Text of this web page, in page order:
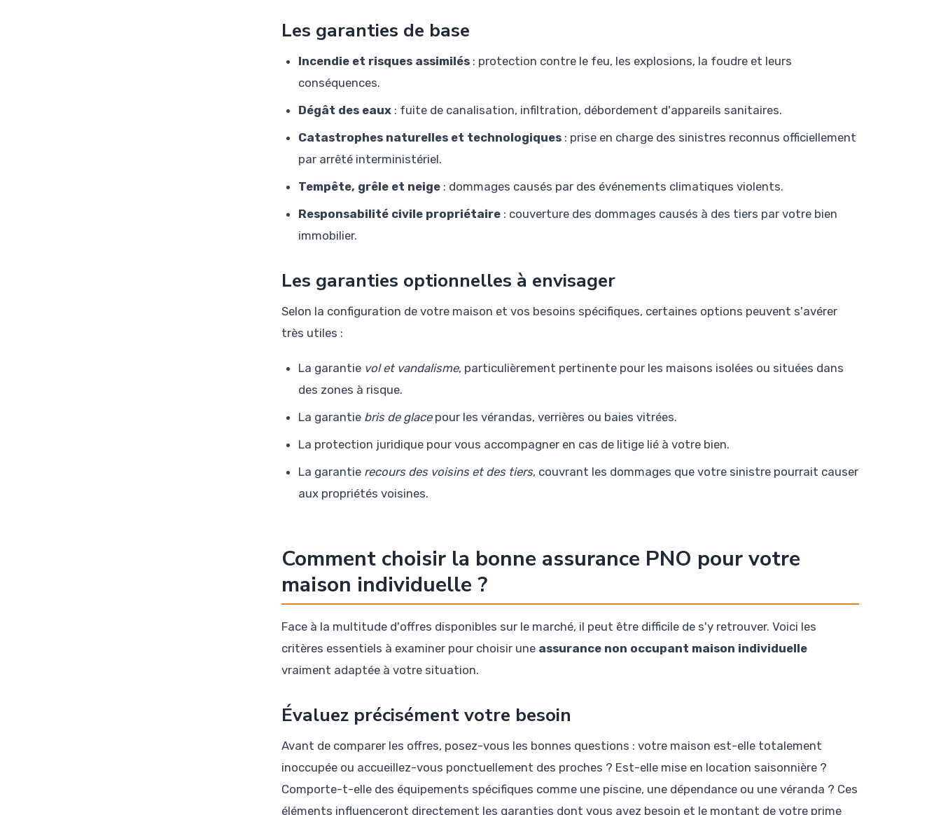
Les garanties de base
Incendie et risques assimilés : protection contre le feu, les explosions, la foudre et leurs
conséquences.
Dégât des eaux : fuite de canalisation, infiltration, débordement d'appareils sanitaires.
Catastrophes naturelles et technologiques : prise en charge des sinistres reconnus officiellement
par arrêté interministériel.
Tempête, grêle et neige : dommages causés par des événements climatiques violents.
Responsabilité civile propriétaire : couverture des dommages causés à des tiers par votre bien
immobilier.
Les garanties optionnelles à envisager
Selon la configuration de votre maison et vos besoins spécifiques, certaines options peuvent s'avérer
très utiles :
La garantie vol et vandalisme, particulièrement pertinente pour les maisons isolées ou situées dans
des zones à risque.
La garantie bris de glacepour les vérandas, verrières ou baies vitrées.
La protection juridique pour vous accompagner en cas de litige lié à votre bien.
La garantie recours des voisins et des tiers, couvrant les dommages que votre sinistre pourrait causer
aux propriétés voisines.
Comment choisir la bonne assurance PNO pour votre
maison individuelle ?
Face à la multitude d'offres disponibles sur le marché, il peut être difficile de s'y retrouver. Voici les
critères essentiels à examiner pour choisir une assurance non occupant maison individuelle
vraiment adaptée à votre situation.
Évaluez précisément votre besoin
Avant de comparer les offres, posez-vous les bonnes questions : votre maison est-elle totalement
inoccupée ou accueillez-vous ponctuellement des proches ? Est-elle mise en location saisonnière ?
Comporte-t-elle des équipements spécifiques comme une piscine, une dépendance ou une véranda ? Ces
éléments influenceront directement les garanties dont vous avez besoin et le montant de votre prime